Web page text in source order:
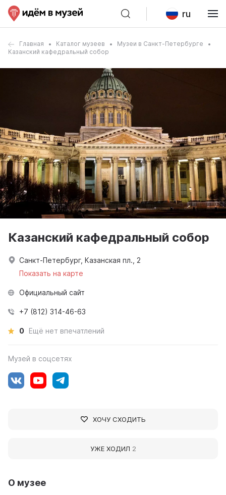
ru
Главная Каталог музеев
Музеи в Санкт-Петербурге
Казанский кафедральный собор
О музее
Казанский кафедральный собор
Санкт-Петербург, Казанская пл., 2
Показать на карте
Официальный сайт
+7 (812) 314-46-63
0 Ещё нет впечатлений
Музей в соцсетях
ХОЧУ СХОДИТЬ
УЖЕ ХОДИЛ 2